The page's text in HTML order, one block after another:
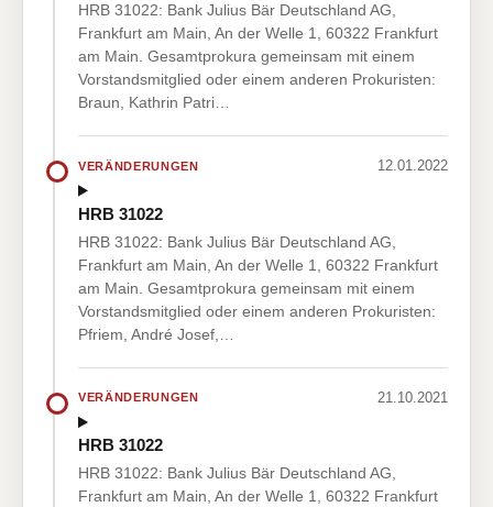
HRB 31022: Bank Julius Bär Deutschland AG,
Frankfurt am Main, An der Welle 1, 60322 Frankfurt
am Main. Gesamtprokura gemeinsam mit einem
Vorstandsmitglied oder einem anderen Prokuristen:
Braun, Kathrin Patri…
VERÄNDERUNGEN 12.01.2022
HRB 31022
HRB 31022: Bank Julius Bär Deutschland AG,
Frankfurt am Main, An der Welle 1, 60322 Frankfurt
am Main. Gesamtprokura gemeinsam mit einem
Vorstandsmitglied oder einem anderen Prokuristen:
Pfriem, André Josef,…
VERÄNDERUNGEN 21.10.2021
HRB 31022
HRB 31022: Bank Julius Bär Deutschland AG,
Frankfurt am Main, An der Welle 1, 60322 Frankfurt